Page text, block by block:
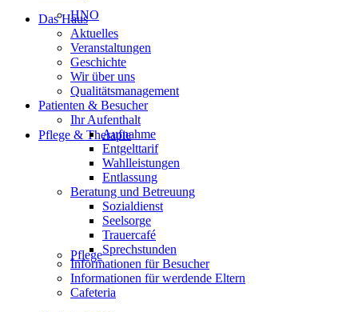
HNO
Pflege & Therapie
Pflege
Das Haus
Aktuelles
Veranstaltungen
Geschichte
Wir über uns
Qualitätsmanagement
Patienten & Besucher
Ihr Aufenthalt
Aufnahme
Entgelttarif
Wahlleistungen
Entlassung
Beratung und Betreuung
Sozialdienst
Seelsorge
Trauercafé
Sprechstunden
Informationen für Besucher
Informationen für werdende Eltern
Cafeteria